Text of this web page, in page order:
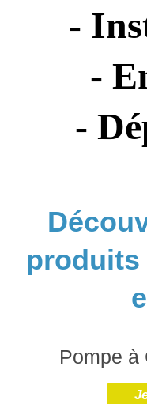
-
-
-
produits
e
Pompe à